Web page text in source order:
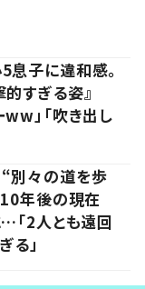
息子に違和感。
すぎる姿』
」「吹き出し
別々の道を歩
年後の現在
「2人とも遠回
る」